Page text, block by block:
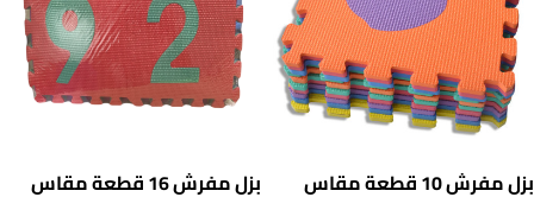
بزل مفرش 10 قطعة مقاس
بزل مفرش 16 قطعة مقاس